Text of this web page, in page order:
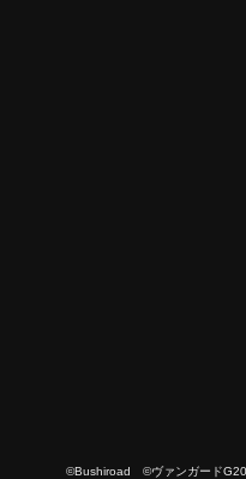
©Bushiroad ©ヴァンガード